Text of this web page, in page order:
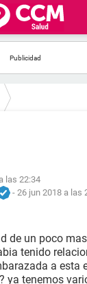
las 22:34
- 26 jun 2018 a las
de un poco
tenido
a esta
ya tenemos